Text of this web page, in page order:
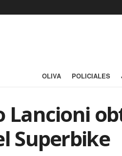
OLIVA POLICIALES
Lancioni
Superbike